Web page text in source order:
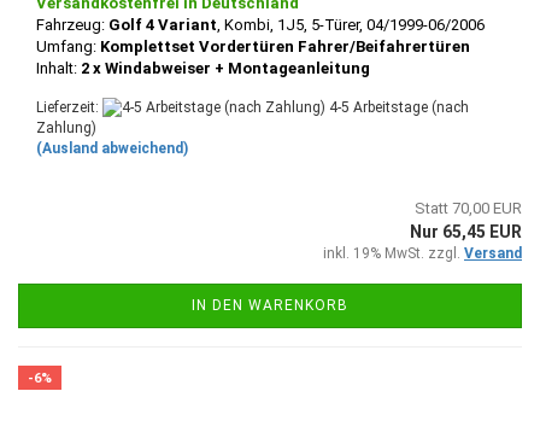
Fahrzeug: Golf 4 Variant, Kombi, 1J5, 5-Türer, 04/1999-06/2006
Umfang: Komplettset Vordertüren Fahrer/Beifahrertüren
Inhalt: 2 x Windabweiser + Montageanleitung
Lieferzeit:
4-5 Arbeitstage (nach
Zahlung)
(Ausland abweichend)
Statt 70,00 EUR
Nur 65,45 EUR
inkl. 19% MwSt. zzgl. Versand
IN DEN WARENKORB
-6%